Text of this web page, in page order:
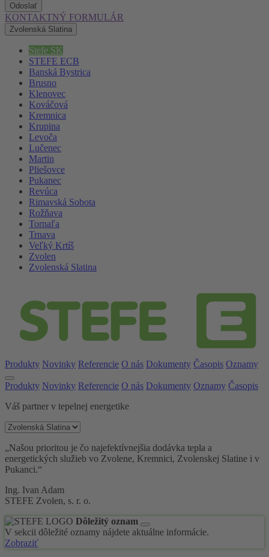
Odoslať
KONTAKTNÝ FORMULÁR
Zvolenská Slatina
Stefe SK
STEFE ECB
Banská Bystrica
Brusno
Klenovec
Kováčová
Kremnica
Krupina
Levoča
Lučenec
Martin
Pliešovce
Pukanec
Revúca
Rimavská Sobota
Rožňava
Tornaľa
Trnava
Veľký Krtíš
Zvolen
Zvolenská Slatina
Produkty Novinky Referencie O nás Dokumenty Časopis Oznamy
Produkty Novinky Referencie O nás Dokumenty Oznamy Časopis
Váš partner v tepelnej energetike
„Našou prioritou je čo najefektívnejšia dodávka tepla a
energetických služieb vo Zvolene, Kremnici, Zvolenskej Slatine i v
Pukanci.“
Ing. Ivan Adam
STEFE Zvolen, s. r. o.
Dôležitý oznam
V sekcii dôležité oznamy nájdete aktuálne informácie.
Zobraziť